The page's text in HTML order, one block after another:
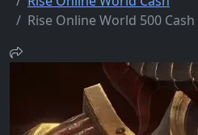
Rise Online World 500 Cash